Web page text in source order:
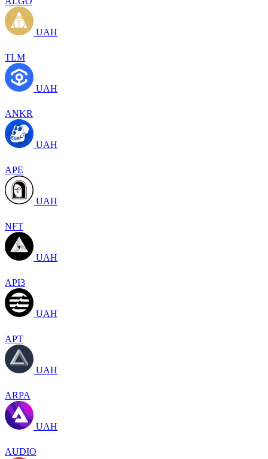
UAH
TLM
UAH
ANKR
UAH
APE
UAH
NFT
UAH
API3
UAH
APT
UAH
ARPA
UAH
AUDIO